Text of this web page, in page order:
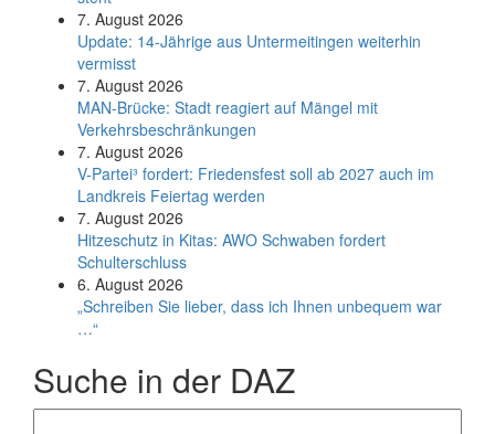
7. August 2026
Update: 14-Jährige aus Untermeitingen weiterhin
vermisst
7. August 2026
MAN-Brücke: Stadt reagiert auf Mängel mit
Verkehrsbeschränkungen
7. August 2026
V-Partei­³ fordert: Friedens­fest soll ab 2027 auch im
Land­kreis Feier­tag werden
7. August 2026
Hitzeschutz in Kitas: AWO Schwaben fordert
Schulterschluss
6. August 2026
„Schreiben Sie lieber, dass ich Ihnen unbequem war
…“
Suche in der DAZ